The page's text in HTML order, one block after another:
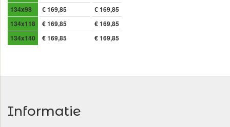
134x98
134x118
134x140
€ 169,85
€ 169,85
€ 169,85
€ 169,85
€ 169,85
€ 169,85
Informatie